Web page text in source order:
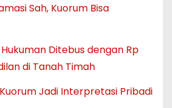
Sah, Kuorum Bisa
Ditebus dengan Rp
di Tanah Timah
Jadi Interpretasi Pribadi